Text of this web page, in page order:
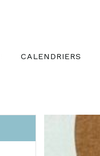
CALENDRIERS